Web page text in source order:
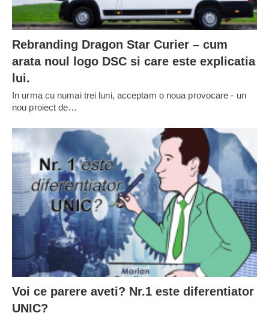
Rebranding Dragon Star Curier – cum
arata noul logo DSC si care este explicatia
lui.
In urma cu numai trei luni, acceptam o noua provocare - un
nou proiect de…
Voi ce parere aveti? Nr.1 este diferentiator
UNIC?